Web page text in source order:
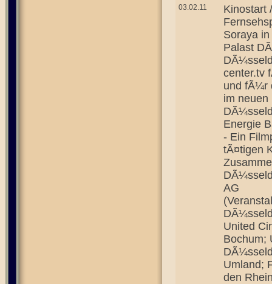
03.02.11
Kinostart
Soraya
Palast
center.tv
und fÃ¼r
im neuen
Energie
- Ein
tÃ¤tigen
AG
United
Bochum;
Umland;
den